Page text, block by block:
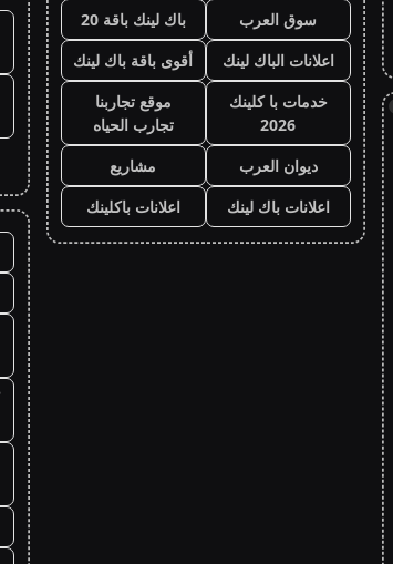
سوق العرب
باك لينك باقة 20
اعلانات الباك لينك
أقوى باقة باك لينك
خدمات با كلينك
2026
موقع تجاربنا
تجارب الحياه
ديوان العرب
مشاريع
اعلانات باك لينك
اعلانات باكلينك